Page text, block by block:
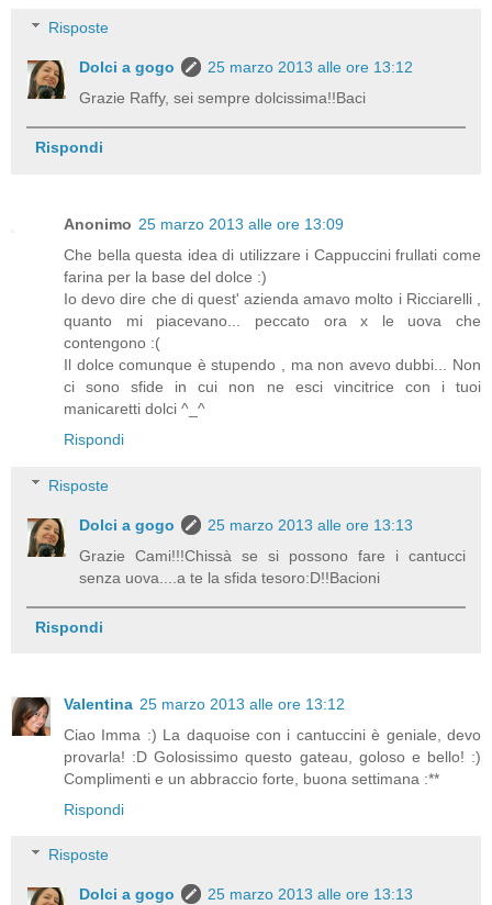
Risposte
Dolci a gogo
25 marzo 2013 alle ore 13:12
Grazie Raffy, sei sempre dolcissima!!Baci
Rispondi
Anonimo 25 marzo 2013 alle ore 13:09
Che bella questa idea di utilizzare i Cappuccini frullati come
farina per la base del dolce :)
Io devo dire che di quest' azienda amavo molto i Ricciarelli ,
quanto mi piacevano... peccato ora x le uova che
contengono :(
Il dolce comunque è stupendo , ma non avevo dubbi... Non
ci sono sfide in cui non ne esci vincitrice con i tuoi
manicaretti dolci ^_^
Rispondi
Risposte
Dolci a gogo
25 marzo 2013 alle ore 13:13
Grazie Cami!!!Chissà se si possono fare i cantucci
senza uova....a te la sfida tesoro:D!!Bacioni
Rispondi
Valentina 25 marzo 2013 alle ore 13:12
Ciao Imma :) La daquoise con i cantuccini è geniale, devo
provarla! :D Golosissimo questo gateau, goloso e bello! :)
Complimenti e un abbraccio forte, buona settimana :**
Rispondi
Risposte
Dolci a gogo
25 marzo 2013 alle ore 13:13